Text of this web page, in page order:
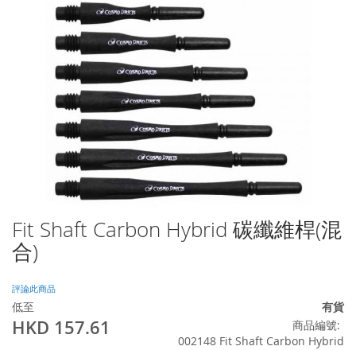
Fit Shaft Carbon Hybrid 碳纖維桿(混
合)
評論此商品
低至
HKD 157.61
有貨
商品編號
002148 Fit Shaft Carbon Hybrid
Skip
to
the
of
the
images
gallery